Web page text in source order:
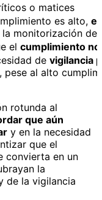
o matices
es alto, el
monitorización
el cumplimiento
de vigilancia
pese al alto
rotunda al
que aún
y en la necesidad
que el
convierta en un
la
de la vigilancia